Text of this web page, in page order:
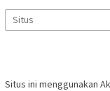
Situs ini menggunakan